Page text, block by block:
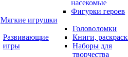
насекомые
Фигурки героев
Мягкие игрушки
Развивающие
игры
Головоломки
Книги,
Наборы для
творчества